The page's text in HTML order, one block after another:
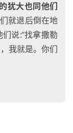
犹大也同他们
就退后倒在地
们说:“找拿撒勒
我就是。你们